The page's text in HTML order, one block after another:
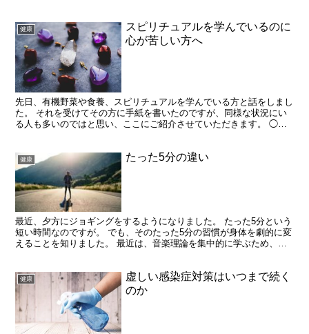
健康
スピリチュアルを学んでいるのに
心が苦しい方へ
先日、有機野菜や食養、スピリチュアルを学んでいる方と話をしまし
た。 それを受けてその方に手紙を書いたのですが、同様な状況にい
る人も多いのではと思い、ここにご紹介させていただきます。 ◯◯
健康 たった5分の違い
最近、夕方にジョギングをするようになりました。 たった5分という
短い時間なのですが。 でも、そのたった5分の習慣が身体を劇的に変
えることを知りました。 最近は、音楽理論を集中的に学ぶため、本
健康
虚しい感染症対策はいつまで続く
のか